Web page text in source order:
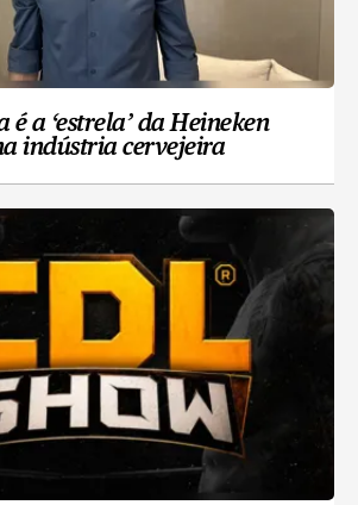
é a ‘estrela’ da Heineken
indústria cervejeira